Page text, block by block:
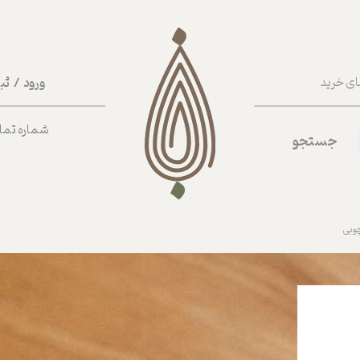
ورود /
حساب
تغییر
خرید
شماره تماس
جستجو